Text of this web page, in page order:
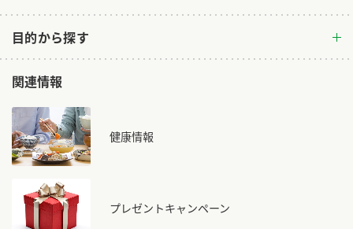
目的から探す
関連情報
健康情報
プレゼントキャンペーン